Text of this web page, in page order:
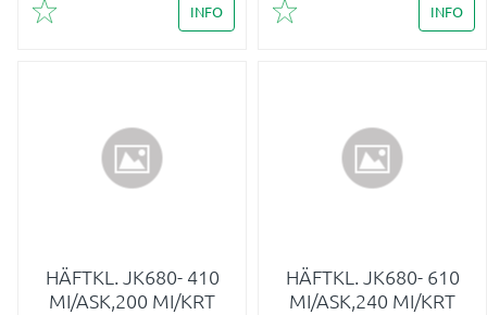
Lägg till i favoriter
INFO
Lägg till i favoriter
INFO
HÄFTKL. JK680- 410
MI/ASK,200 MI/KRT
HÄFTKL. JK680- 610
MI/ASK,240 MI/KRT